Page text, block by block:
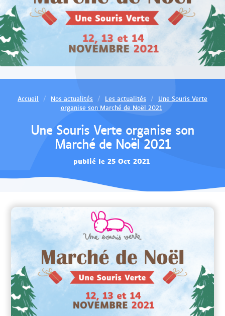
Accueil Nos actualités Les actualités
Une Souris Verte
organise son Marché de Noël 2021
Une Souris Verte organise son
Marché de Noël 2021
publié le 25 Oct 2021